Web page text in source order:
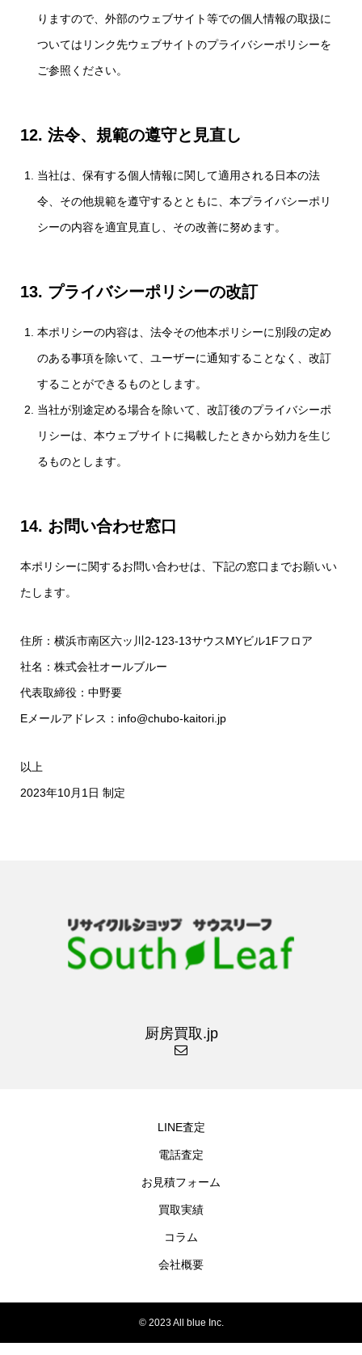
りますので、外部のウェブサイト等での個人情報の取扱に
ついてはリンク先ウェブサイトのプライバシーポリシーを
ご参照ください。
12. 法令、規範の遵守と見直し
当社は、保有する個人情報に関して適用される日本の法
令、その他規範を遵守するとともに、本プライバシーポリ
シーの内容を適宜見直し、その改善に努めます。
13. プライバシーポリシーの改訂
本ポリシーの内容は、法令その他本ポリシーに別段の定め
のある事項を除いて、ユーザーに通知することなく、改訂
することができるものとします。
当社が別途定める場合を除いて、改訂後のプライバシーポ
リシーは、本ウェブサイトに掲載したときから効力を生じ
るものとします。
14. お問い合わせ窓口
本ポリシーに関するお問い合わせは、下記の窓口までお願いい
たします。
住所：横浜市南区六ッ川2-123-13 サウスMYビル1Fフロア
社名：株式会社オールブルー
代表取締役：中野要
Eメールアドレス：info@chubo-kaitori.jp
以上
2023年10月1日 制定
厨房買取.jp
LINE査定
電話査定
お見積フォーム
買取実績
コラム
会社概要
© 2023 All blue Inc.